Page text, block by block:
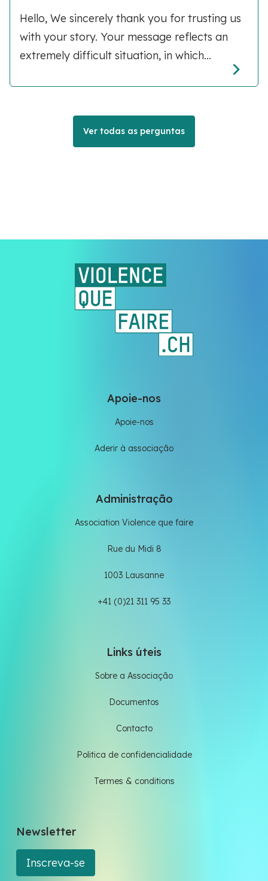
Hello, We sincerely thank you for trusting us
with your story. Your message reflects an
extremely difficult situation, in which...
Ver todas as perguntas
Apoie-nos
Apoie-nos
Aderir à associação
Administração
Association Violence que faire
Rue du Midi 8
1003 Lausanne
+41 (0)21 311 95 33
Links úteis
Sobre a Associação
Documentos
Contacto
Politica de confidencialidade
Termes & conditions
Newsletter
Inscreva-se